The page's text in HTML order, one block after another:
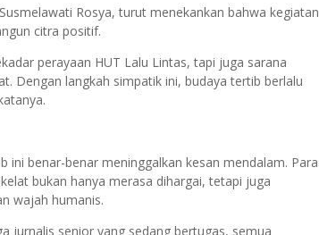
Rosya, turut menekankan bahwa kegiatan
citra positif.
perayaan HUT Lalu Lintas, tapi juga sarana
Dengan langkah simpatik ini, budaya tertib berlalu
ini benar-benar meninggalkan kesan mendalam. Para
bukan hanya merasa dihargai, tetapi juga
wajah humanis.
jurnalis senior yang sedang bertugas, semua